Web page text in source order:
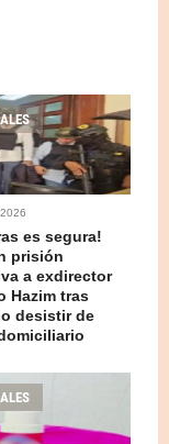
es segura!
prisión
a exdirector
Hazim tras
desistir de